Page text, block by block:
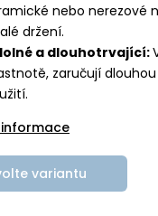
nebo nerezové
držení.
a dlouhotrvající:
zaručují
variantu